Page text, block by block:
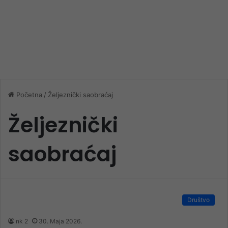
Početna / Željeznički saobraćaj
Željeznički
saobraćaj
Društvo
nk 2 30. Maja 2026.